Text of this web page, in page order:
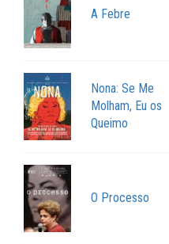
A Febre
Nona: Se Me
Molham, Eu os
Queimo
O Processo